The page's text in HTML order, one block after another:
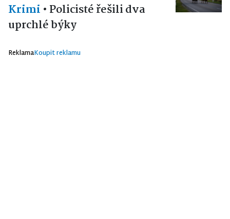
Krimi • Policisté řešili dva
uprchlé býky
ReklamaKoupit reklamu